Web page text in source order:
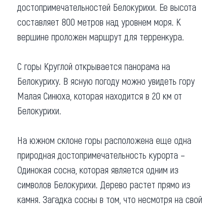
достопримечательностей Белокурихи. Ее высота
составляет 800 метров над уровнем моря. К
вершине проложен маршрут для терренкура.
С горы Круглой открывается панорама на
Белокуриху. В ясную погоду можно увидеть гору
Малая Синюха, которая находится в 20 км от
Белокурихи.
На южном склоне горы расположена еще одна
природная достопримечательность курорта –
Одинокая сосна, которая является одним из
символов Белокурихи. Дерево растет прямо из
камня. Загадка сосны в том, что несмотря на свой